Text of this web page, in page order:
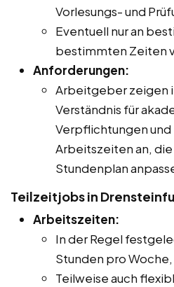
Vorlesungs- und
Eventuell nur an
bestimmten Zeiten
Anforderungen:
Arbeitgeber zeigen
Verständnis für
Verpflichtungen
Arbeitszeiten an, die
Stundenplan
Teilzeitjobs in
Arbeitszeiten:
In der Regel
Stunden pro
Teilweise auch